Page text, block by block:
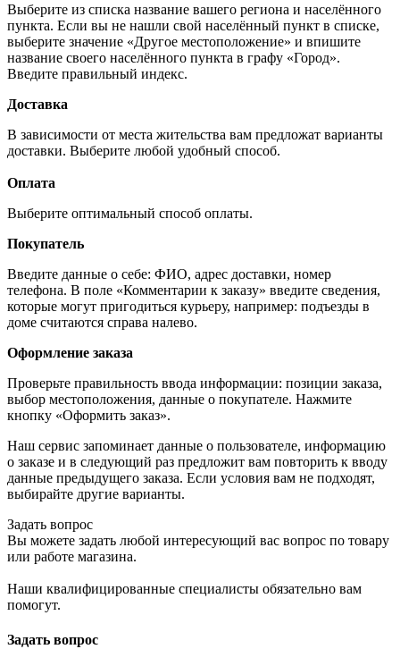
Выберите из списка название вашего региона и населённого
пункта. Если вы не нашли свой населённый пункт в списке,
выберите значение «Другое местоположение» и впишите
название своего населённого пункта в графу «Город».
Введите правильный индекс.
Доставка
В зависимости от места жительства вам предложат варианты
доставки. Выберите любой удобный способ.
Оплата
Выберите оптимальный способ оплаты.
Покупатель
Введите данные о себе: ФИО, адрес доставки, номер
телефона. В поле «Комментарии к заказу» введите сведения,
которые могут пригодиться курьеру, например: подъезды в
доме считаются справа налево.
Оформление заказа
Проверьте правильность ввода информации: позиции заказа,
выбор местоположения, данные о покупателе. Нажмите
кнопку «Оформить заказ».
Наш сервис запоминает данные о пользователе, информацию
о заказе и в следующий раз предложит вам повторить к вводу
данные предыдущего заказа. Если условия вам не подходят,
выбирайте другие варианты.
Задать вопрос
Вы можете задать любой интересующий вас вопрос по товару
или работе магазина.
Наши квалифицированные специалисты обязательно вам
помогут.
Задать вопрос